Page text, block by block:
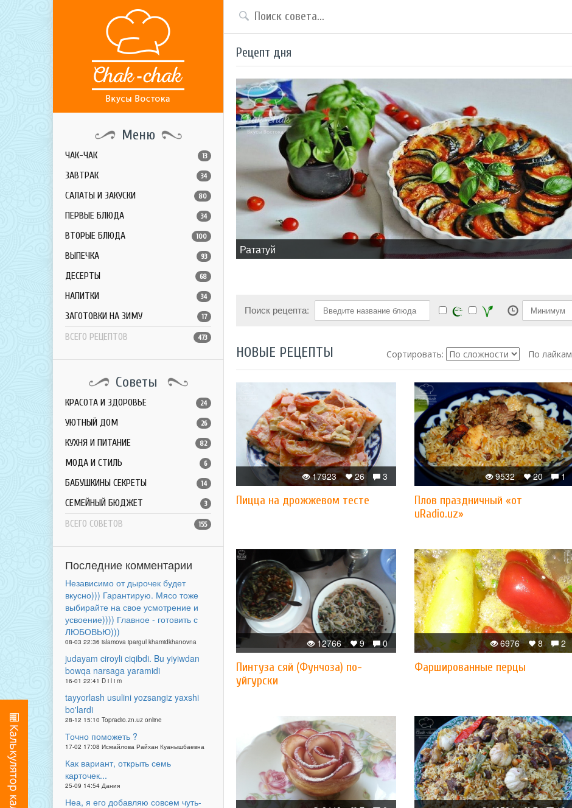
Меню
ЧАК-ЧАК 13
ЗАВТРАК 34
САЛАТЫ И ЗАКУСКИ 80
ПЕРВЫЕ БЛЮДА 34
ВТОРЫЕ БЛЮДА 100
ВЫПЕЧКА 93
ДЕСЕРТЫ 68
НАПИТКИ 34
ЗАГОТОВКИ НА ЗИМУ 17
ВСЕГО РЕЦЕПТОВ 473
Советы
КРАСОТА И ЗДОРОВЬЕ 24
УЮТНЫЙ ДОМ 26
КУХНЯ И ПИТАНИЕ 82
МОДА И СТИЛЬ 6
БАБУШКИНЫ СЕКРЕТЫ 14
СЕМЕЙНЫЙ БЮДЖЕТ 3
ВСЕГО СОВЕТОВ 155
Последние комментарии
Независимо от дырочек будет
вкусно))) Гарантирую. Мясо тоже
выбирайте на свое усмотрение и
усвоение)))) Главное - готовить с
ЛЮБОВЬЮ)))
08-03 22:36 islamova ipargul khamidkhanovna
judayam ciroyli ciqibdi. Bu yiyiwdan
bowqa narsaga yaramidi
16-01 22:41 D i l i m
tayyorlash usulini yozsangiz yaxshi
bo'lardi
28-12 15:10 Topradio.zn.uz online
Точно поможеть ?
17-02 17:08 Исмайлова Райхан Куанышбаевна
Как вариант, открыть семь
карточек...
25-09 14:54 Дания
Неа, я его добавляю совсем чуть-
Рецепт дня
​Рататуй
Поиск рецепта:
НОВЫЕ РЕЦЕПТЫ Сортировать: По лайкам
3
26
17923
Пицца на дрожжевом тесте
1
20
9532
Плов праздничный «от
uRadio.uz»
0
9
12766
Пинтуза сяй (Фунчоза) по-
уйгурски
2
8
6976
Фаршированные перцы